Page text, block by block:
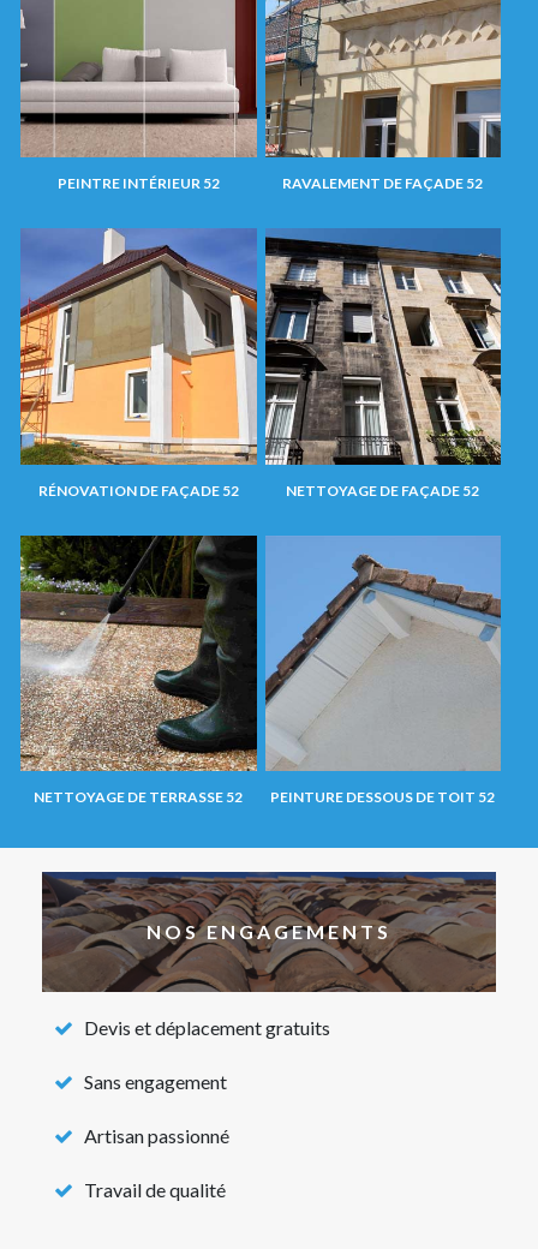
PEINTRE INTÉRIEUR 52 RAVALEMENT DE FAÇADE 52
RÉNOVATION DE FAÇADE 52 NETTOYAGE DE FAÇADE 52
NETTOYAGE DE TERRASSE 52 PEINTURE DESSOUS DE TOIT 52
NOS ENGAGEMENTS
Devis et déplacement gratuits
Sans engagement
Artisan passionné
Travail de qualité